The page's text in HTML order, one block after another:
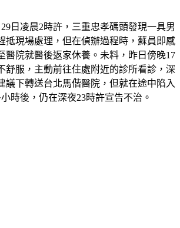
日凌晨2時許，三重忠孝碼頭發現一具男
抵現場處理，但在偵辦過程時，蘇員即感
醫院就醫後返家休養。未料，昨日傍晚17
舒服，主動前往住處附近的診所看診，深
議下轉送台北馬偕醫院，但就在途中陷入
時後，仍在深夜23時許宣告不治。